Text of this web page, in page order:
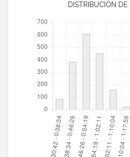
DISTRIBUCIÓN DE